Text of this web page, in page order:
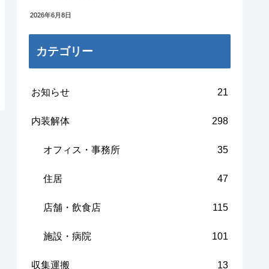
2026年6月8日
カテゴリー
お知らせ 21
内装解体 298
オフィス・事務所 35
住居 47
店舗・飲食店 115
施設・病院 101
収集運搬 13